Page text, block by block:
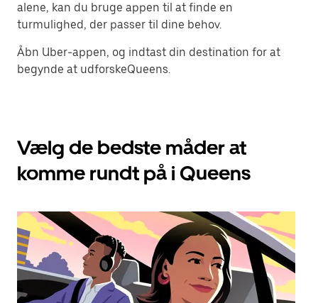
alene, kan du bruge appen til at finde en
turmulighed, der passer til dine behov.
Åbn Uber-appen, og indtast din destination for at
begynde at udforskeQueens.
Vælg de bedste måder at
komme rundt på i Queens